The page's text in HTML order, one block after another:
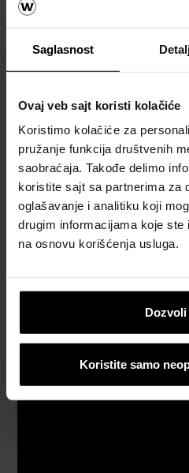
Saglasnost
Ovaj veb sajt koristi kolačiće
Koristimo kolačiće za
pružanje funkcija društvenih
saobraćaja. Takođe delimo
koristite sajt sa partnerima za
oglašavanje i analitiku koji
drugim informacijama koje
na osnovu korišćenja usluga.
Dozvoli
Koristite samo
Naručite
proračun
materijala
Naručite
besplatan
uzorak
crepa
tehnička
dokumentacija